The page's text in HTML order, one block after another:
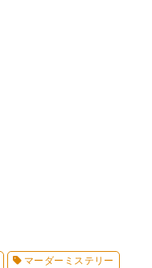
マーダーミステリー